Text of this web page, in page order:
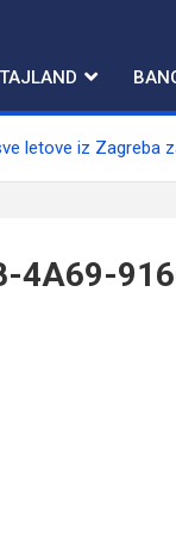
TAJLAND
letove iz Zagreba
4A69-